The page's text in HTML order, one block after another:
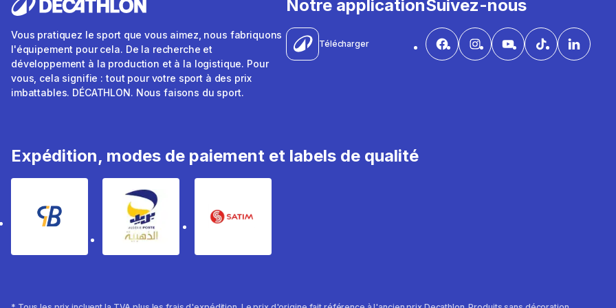
Vous pratiquez le sport que vous aimez, nous fabriquons
l'équipement pour cela. De la recherche et
développement à la production et à la logistique. Pour
vous, cela signifie : tout pour votre sport à des prix
imbattables. DÉCATHLON. Nous faisons du sport.
Notre application
Télécharger
Suivez-nous
Expédition, modes de paiement et labels de qualité